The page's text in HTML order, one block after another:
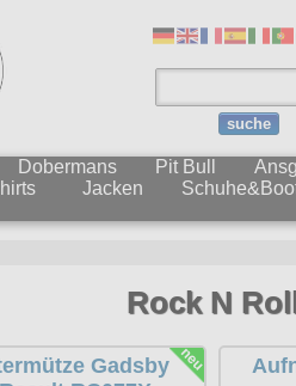
suche
Dobermans Pit Bull
Jacken
Rock N
Gadsby